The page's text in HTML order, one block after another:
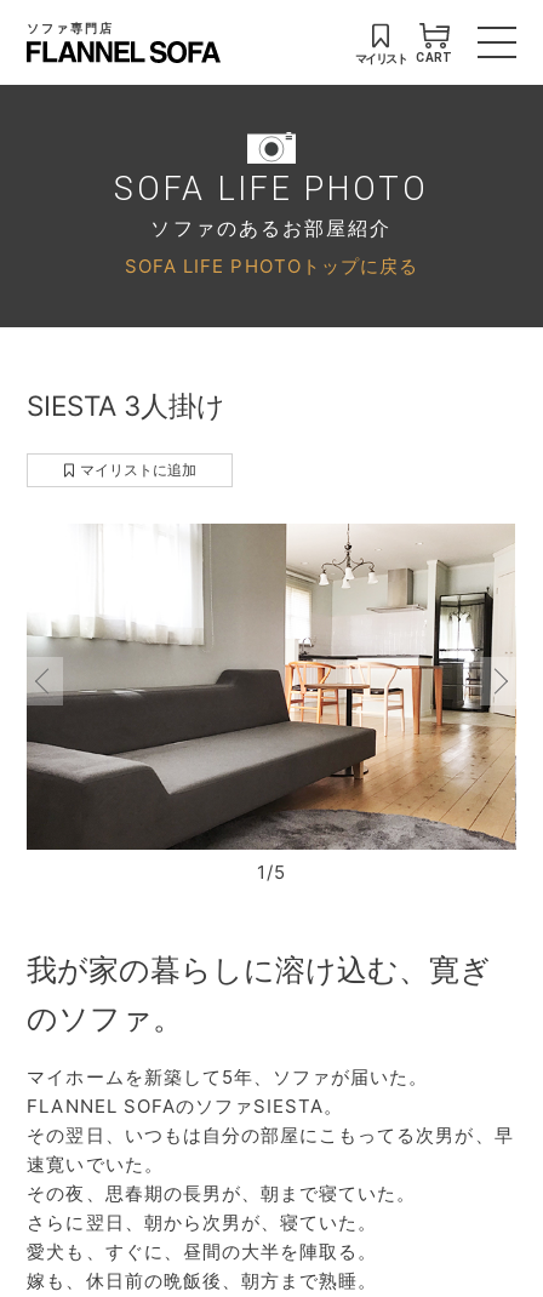
ソファ専門店
マイリスト CART
SOFA LIFE PHOTO
ソファのあるお部屋紹介
SOFA LIFE PHOTOトップに戻る
SIESTA 3人掛け
マイリストに追加
1/5
我が家の暮らしに溶け込む、寛ぎ
のソファ。
マイホームを新築して5年、ソファが届いた。
FLANNEL SOFAのソファSIESTA。
その翌日、いつもは自分の部屋にこもってる次男が、早
速寛いでいた。
その夜、思春期の長男が、朝まで寝ていた。
さらに翌日、朝から次男が、寝ていた。
愛犬も、すぐに、昼間の大半を陣取る。
嫁も、休日前の晩飯後、朝方まで熟睡。